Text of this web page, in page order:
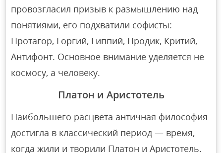
провозгласил призыв к размышлению над
понятиями, его подхватили софисты:
Протагор, Горгий, Гиппий, Продик, Критий,
Антифонт. Основное внимание уделяется не
космосу, а человеку.
Платон и Аристотель
Наибольшего расцвета античная философия
достигла в классический период — время,
когда жили и творили Платон и Аристотель.